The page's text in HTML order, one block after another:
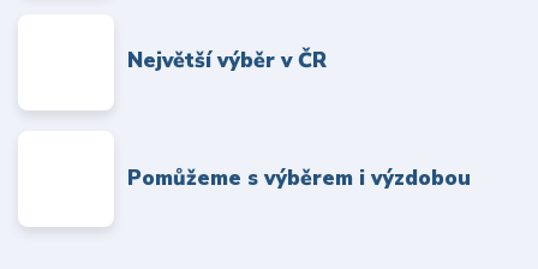
Největší výběr v ČR
Pomůžeme s výběrem i výzdobou